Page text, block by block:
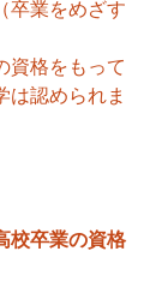
卒業をめざす
資格をもって
は認められま
校卒業の資格